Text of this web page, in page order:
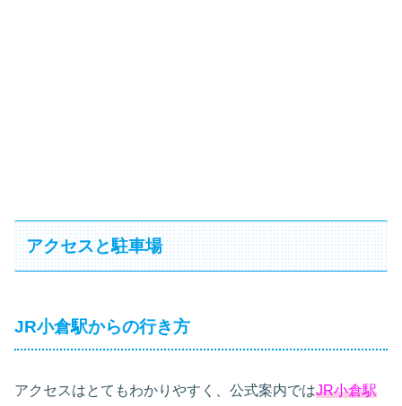
アクセスと駐車場
JR小倉駅からの行き方
アクセスはとてもわかりやすく、公式案内ではJR小倉駅